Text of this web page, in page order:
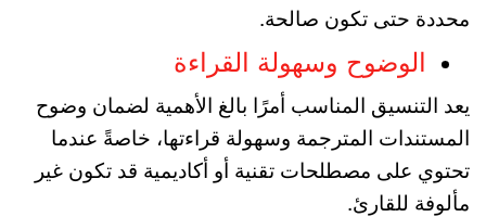
محددة حتى تكون صالحة.
الوضوح وسهولة القراءة
يعد التنسيق المناسب أمرًا بالغ الأهمية لضمان وضوح
المستندات المترجمة وسهولة قراءتها، خاصةً عندما
تحتوي على مصطلحات تقنية أو أكاديمية قد تكون غير
مألوفة للقارئ.